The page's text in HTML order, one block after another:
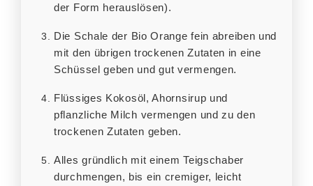
der Form herauslösen).
Die Schale der Bio Orange fein abreiben und
mit den übrigen trockenen Zutaten in eine
Schüssel geben und gut vermengen.
Flüssiges Kokosöl, Ahornsirup und
pflanzliche Milch vermengen und zu den
trockenen Zutaten geben.
Alles gründlich mit einem Teigschaber
durchmengen, bis ein cremiger, leicht